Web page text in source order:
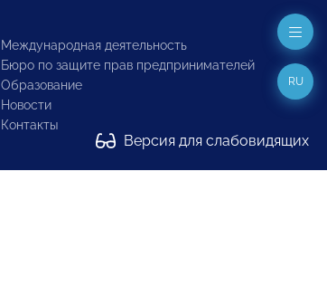
Международная деятельность
Бюро по защите прав предпринимателей
Образование
Новости
Контакты
Версия для слабовидящих
RU